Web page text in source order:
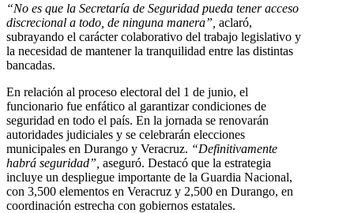
“No es que la Secretaría de Seguridad pueda tener acceso
discrecional a todo, de ninguna manera”, aclaró,
subrayando el carácter colaborativo del trabajo legislativo y
la necesidad de mantener la tranquilidad entre las distintas
bancadas.
En relación al proceso electoral del 1 de junio, el
funcionario fue enfático al garantizar condiciones de
seguridad en todo el país. En la jornada se renovarán
autoridades judiciales y se celebrarán elecciones
municipales en Durango y Veracruz. “Definitivamente
habrá seguridad”, aseguró. Destacó que la estrategia
incluye un despliegue importante de la Guardia Nacional,
con 3,500 elementos en Veracruz y 2,500 en Durango, en
coordinación estrecha con gobiernos estatales.